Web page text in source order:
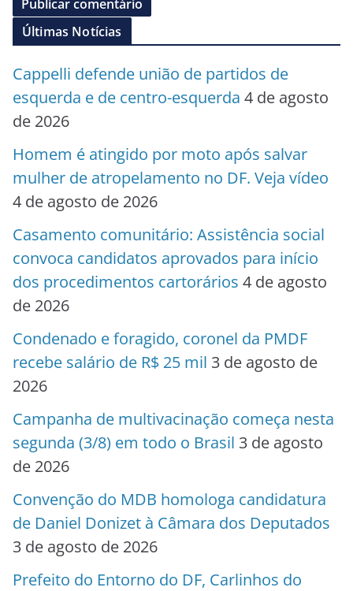
Últimas Notícias
Cappelli defende união de partidos de
esquerda e de centro-esquerda 4 de agosto
de 2026
Homem é atingido por moto após salvar
mulher de atropelamento no DF. Veja vídeo
4 de agosto de 2026
Casamento comunitário: Assistência social
convoca candidatos aprovados para início
dos procedimentos cartorários 4 de agosto
de 2026
Condenado e foragido, coronel da PMDF
recebe salário de R$ 25 mil 3 de agosto de
2026
Campanha de multivacinação começa nesta
segunda (3/8) em todo o Brasil 3 de agosto
de 2026
Convenção do MDB homologa candidatura
de Daniel Donizet à Câmara dos Deputados
3 de agosto de 2026
Prefeito do Entorno do DF, Carlinhos do